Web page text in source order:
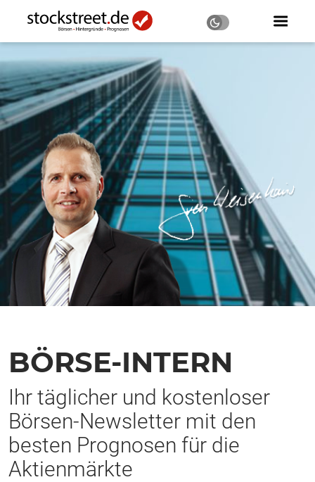
BÖRSE-INTERN
Ihr täglicher und kostenloser
Börsen-Newsletter mit den
besten Prognosen für die
Aktienmärkte